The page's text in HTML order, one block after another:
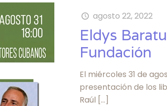
agosto 22, 2022
Eldys
Fundación
El miércoles 31 de
presentación de los
Raúl […]